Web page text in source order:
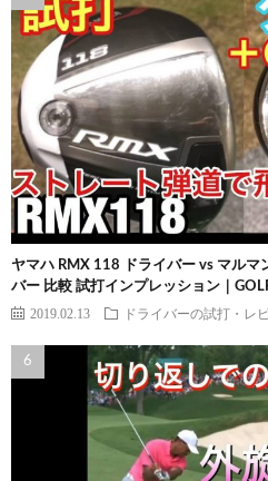
ヤマハ RMX 118 ドライバー vs マルマ
バー 比較 試打インプレッション｜
2019.02.13 ドライバーの試打・レ